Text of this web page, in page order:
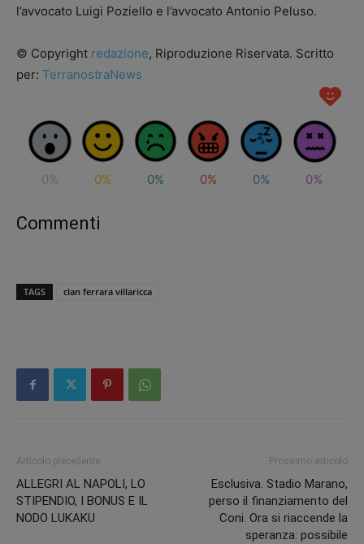
l’avvocato Luigi Poziello e l’avvocato Antonio Peluso.
© Copyright redazione, Riproduzione Riservata. Scritto
per: TerranostraNews
0% 0% 0% 0% 0% 0%
Commenti
TAGS clan ferrara villaricca
Articolo precedente
ALLEGRI AL NAPOLI, LO
STIPENDIO, I BONUS E IL
NODO LUKAKU
Prossimo articolo
Esclusiva. Stadio Marano,
perso il finanziamento del
Coni. Ora si riaccende la
speranza: possibile